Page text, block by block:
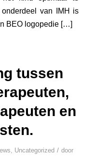
van IMH is
BEO logopedie […]
tussen
en
, Uncategorized / door